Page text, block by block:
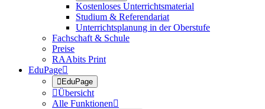
Kostenloses Unterrichtsmaterial
Studium & Referendariat
Unterrichtsplanung in der Oberstufe
Fachschaft & Schule
Preise
RAAbits Print
EduPage
EduPage
Übersicht
Alle Funktionen